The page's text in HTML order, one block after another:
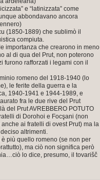
e “latinizzata” come
abbondavano ancora
(1850-1889) che sublimò il
compiuta.
importanza che crearono in meno
al di qua del Prut, non poterono
rafforzati i legami con il
romeno del 1918-1940 (lo
le ferite della guerra e la
1940-1941 e 1944-1989, e
fra le due rive del Prut
del Prut AVREBBERO POTUTO
di Dorohoi e Focşani (non
ai fratelli di ovest Prut) ma la
altrimenti.
più quello romeno (se non per
ma ciò non significa però
lo dice, presumo, il tovarišč